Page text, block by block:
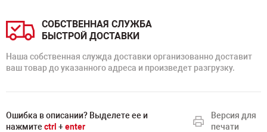
СОБСТВЕННАЯ СЛУЖБА
БЫСТРОЙ ДОСТАВКИ
Наша собственная служда доставки организованно доставит
ваш товар до указанного адреса и произведет разгрузку.
Ошибка в описании? Выделете ее и
нажмите ctrl +enter
Версия для
печати